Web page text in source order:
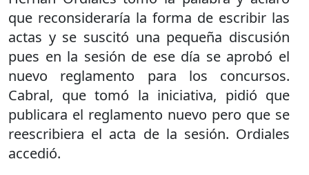
que reconsideraría la forma de escribir las
actas y se suscitó una pequeña discusión
pues en la sesión de ese día se aprobó el
nuevo reglamento para los concursos.
Cabral, que tomó la iniciativa, pidió que
publicara el reglamento nuevo pero que se
reescribiera el acta de la sesión. Ordiales
accedió.